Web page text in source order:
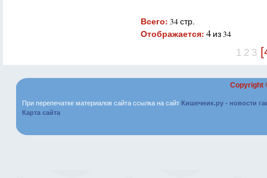
Всего: 34 стр.
Отображается: 4из 34
1 2 3
Copyright
При перепечатке материалов сайта ссылка на сайт Кишечник.ру - новости
Карта сайта